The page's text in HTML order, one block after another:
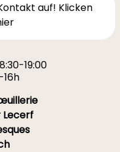
auf! Klicken
19:00
Lecerf